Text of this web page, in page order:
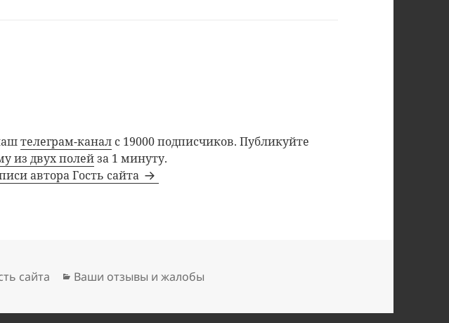
телеграм-канал с 19000 подписчиков. Публикуйте
из двух полейза 1 минуту.
автора Гость сайта
сайта Рубрики
Ваши отзывы и жалобы